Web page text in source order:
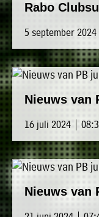
Rabo
5 september
Nieuws van
16 juli 2024 |
Nieuws van